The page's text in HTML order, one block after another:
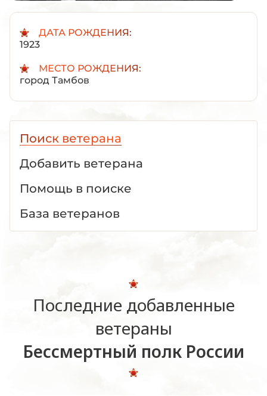
ДАТА РОЖДЕНИЯ:
1923
МЕСТО РОЖДЕНИЯ:
город Тамбов
Поиск ветерана
Добавить ветерана
Помощь в поиске
База ветеранов
Последние добавленные
ветераны
Бессмертный полк России